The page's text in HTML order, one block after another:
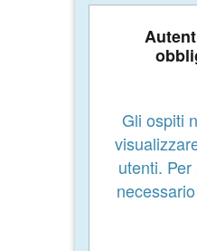
Gli ospiti
utenti.